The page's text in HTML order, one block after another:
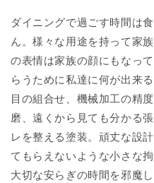
ダイニングで過ごす時間は
ん。様々な用途を持って家
の表情は家族の顔にもなっ
らうために私達に何が出来
目の組合せ、機械加工の精
磨、遠くから見ても分かる
レを整える塗装。頑丈な設
てもらえないような小さな
大切な安らぎの時間を邪魔